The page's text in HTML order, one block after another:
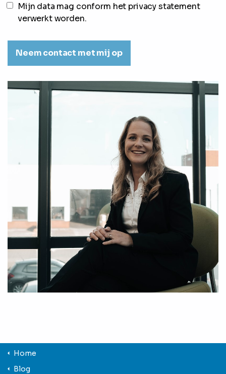
Mijn data mag conform het privacy statement
verwerkt worden.
Home
Blog